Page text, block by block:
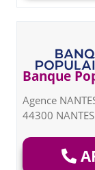
Banque
Agence
44300 NANTES